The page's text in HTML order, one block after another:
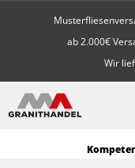
ab 2.000€
Wir